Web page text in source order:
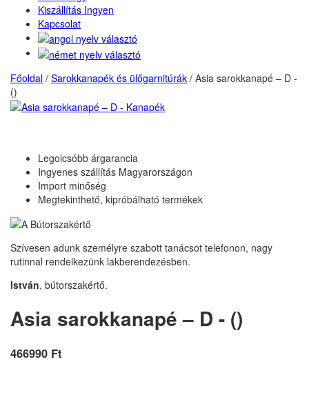
Kiszállítás Ingyen
Kapcsolat
Főoldal / Sarokkanapék és ülőgarnitúrák / Asia sarokkanapé – D -
()
Legolcsóbb árgarancia
Ingyenes szállítás Magyarországon
Import minőség
Megtekinthető, kipróbálható termékek
Szívesen adunk személyre szabott tanácsot telefonon, nagy
rutinnal rendelkezünk lakberendezésben.
István, bútorszakértő.
Asia sarokkanapé – D - ()
466990 Ft